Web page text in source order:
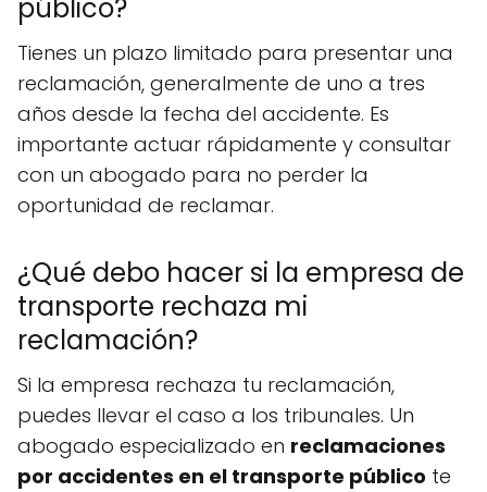
público?
Tienes un plazo limitado para presentar una
reclamación, generalmente de uno a tres
años desde la fecha del accidente. Es
importante actuar rápidamente y consultar
con un abogado para no perder la
oportunidad de reclamar.
¿Qué debo hacer si la empresa de
transporte rechaza mi
reclamación?
Si la empresa rechaza tu reclamación,
puedes llevar el caso a los tribunales. Un
abogado especializado en reclamaciones
por accidentes en el transporte público te